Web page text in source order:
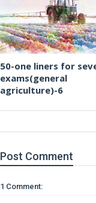
50-one liners for
exams(general
agriculture)-6
Post Comment
1 Comment: